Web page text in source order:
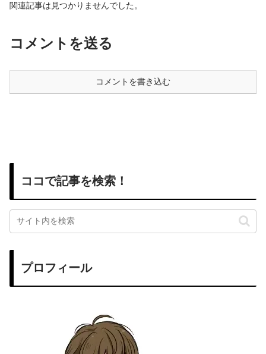
関連記事は見つかりませんでした。
コメントを送る
コメントを書き込む
ココで記事を検索！
プロフィール